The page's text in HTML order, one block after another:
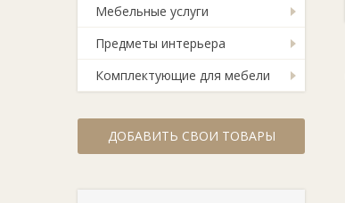
Мебельные услуги
Предметы интерьера
Комплектующие для мебели
ДОБАВИТЬ СВОИ ТОВАРЫ